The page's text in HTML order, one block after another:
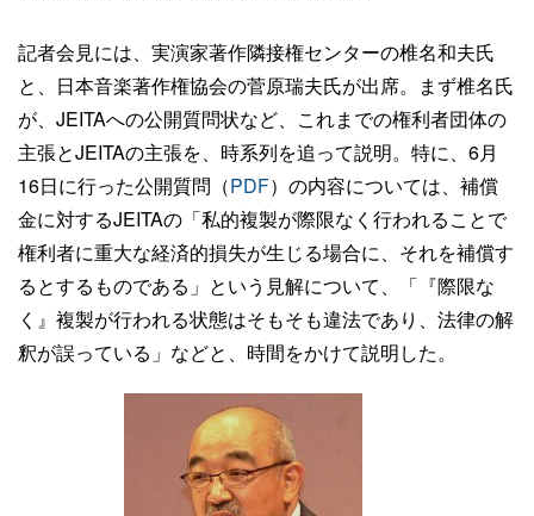
記者会見には、実演家著作隣接権センターの椎名和夫氏
と、日本音楽著作権協会の菅原瑞夫氏が出席。まず椎名氏
が、JEITAへの公開質問状など、これまでの権利者団体の
主張とJEITAの主張を、時系列を追って説明。特に、6月
16日に行った公開質問（PDF）の内容については、補償
金に対するJEITAの「私的複製が際限なく行われることで
権利者に重大な経済的損失が生じる場合に、それを補償す
るとするものである」という見解について、「『際限な
く』複製が行われる状態はそもそも違法であり、法律の解
釈が誤っている」などと、時間をかけて説明した。